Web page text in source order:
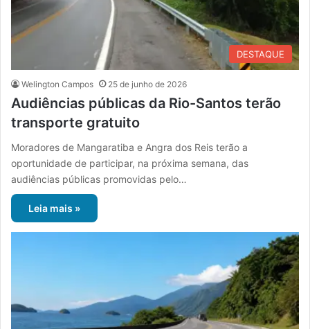
DESTAQUE
Welington Campos 25 de junho de 2026
Audiências públicas da Rio-Santos terão
transporte gratuito
Moradores de Mangaratiba e Angra dos Reis terão a
oportunidade de participar, na próxima semana, das
audiências públicas promovidas pelo…
Leia mais »